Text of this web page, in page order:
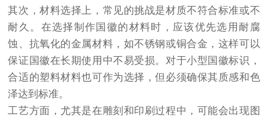
其次，材料选择上，常见的挑战是材质不符合标准或不
耐久。在选择制作国徽的材料时，应该优先选用耐腐
蚀、抗氧化的金属材料，如不锈钢或铜合金，这样可以
保证国徽在长期使用中不易受损。对于小型国徽标识，
合适的塑料材料也可作为选择，但必须确保其质感和色
泽达到标准。
工艺方面，尤其是在雕刻和印刷过程中，可能会出现图